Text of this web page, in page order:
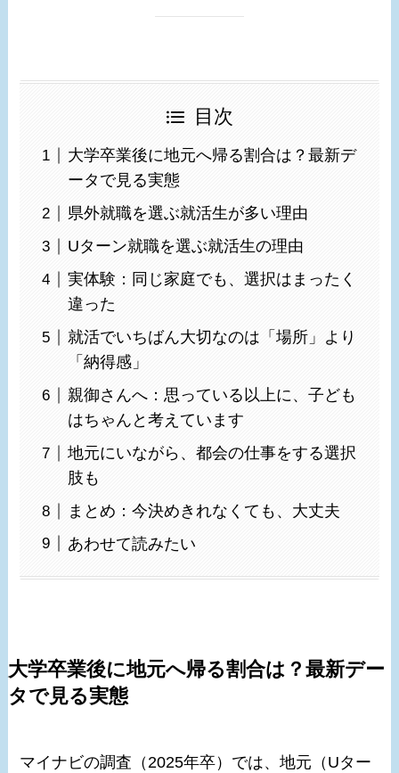
目次
大学卒業後に地元へ帰る割合は？最新デ
ータで見る実態
県外就職を選ぶ就活生が多い理由
Uターン就職を選ぶ就活生の理由
実体験：同じ家庭でも、選択はまったく
違った
就活でいちばん大切なのは「場所」より
「納得感」
親御さんへ：思っている以上に、子ども
はちゃんと考えています
地元にいながら、都会の仕事をする選択
肢も
まとめ：今決めきれなくても、大丈夫
あわせて読みたい
大学卒業後に地元へ帰る割合は？最新デー
タで見る実態
マイナビの調査（2025年卒）では、地元（Uター